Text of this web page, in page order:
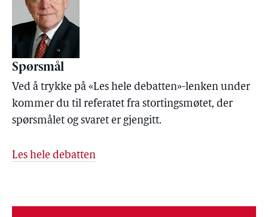
Spørsmål
Ved å trykke på «Les hele debatten»-lenken under
kommer du til referatet fra stortingsmøtet, der
spørsmålet og svaret er gjengitt.
Les hele debatten